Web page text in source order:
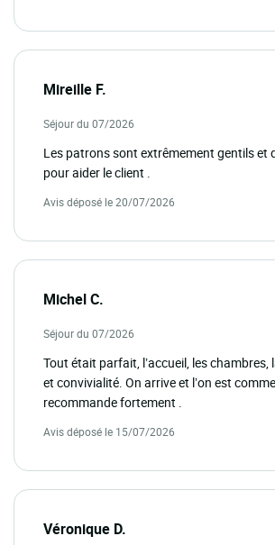
Mireille F.
Séjour du 07/2026
Les patrons sont extrêmement gentils et
pour aider le client .
Avis déposé le 20/07/2026
Michel C.
Séjour du 07/2026
Tout était parfait, l’accueil, les
et convivialité. On arrive et l’on est
recommande fortement .
Avis déposé le 15/07/2026
Véronique D.